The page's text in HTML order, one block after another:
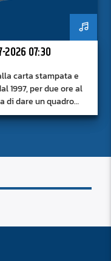
2026 07:30
carta stampata e
1997, per due ore al
di dare un quadro
senza fermarsi alla